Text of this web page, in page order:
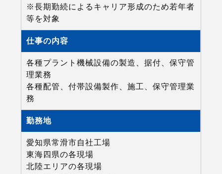
※長期勤続によるキャリア形成のため若年者
等を対象
仕事の内容
各種プラント機械設備の製造、据付、保守管
理業務
各種配管、付帯設備製作、施工、保守管理業
務
勤務地
愛知県常滑市自社工場
東海四県の各現場
北陸エリアの各現場